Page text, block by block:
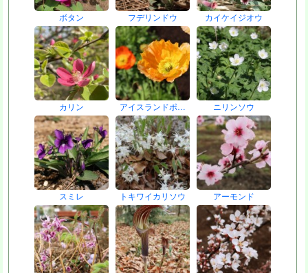
ボタン フデリンドウ カイケイジオウ
カリン アイスランドポ… ニリンソウ
スミレ トキワイカリソウ アーモンド